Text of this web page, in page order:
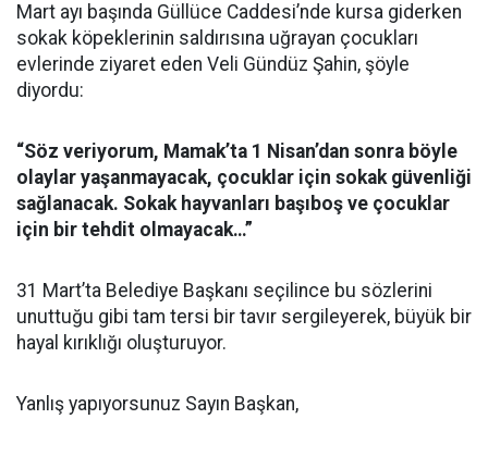
Mart ayı başında Güllüce Caddesi’nde kursa giderken
sokak köpeklerinin saldırısına uğrayan çocukları
evlerinde ziyaret eden Veli Gündüz Şahin, şöyle
diyordu:
“Söz veriyorum, Mamak’ta 1 Nisan’dan sonra böyle
olaylar yaşanmayacak, çocuklar için sokak güvenliği
sağlanacak. Sokak hayvanları başıboş ve çocuklar
için bir tehdit olmayacak…”
31 Mart’ta Belediye Başkanı seçilince bu sözlerini
unuttuğu gibi tam tersi bir tavır sergileyerek, büyük bir
hayal kırıklığı oluşturuyor.
Yanlış yapıyorsunuz Sayın Başkan,